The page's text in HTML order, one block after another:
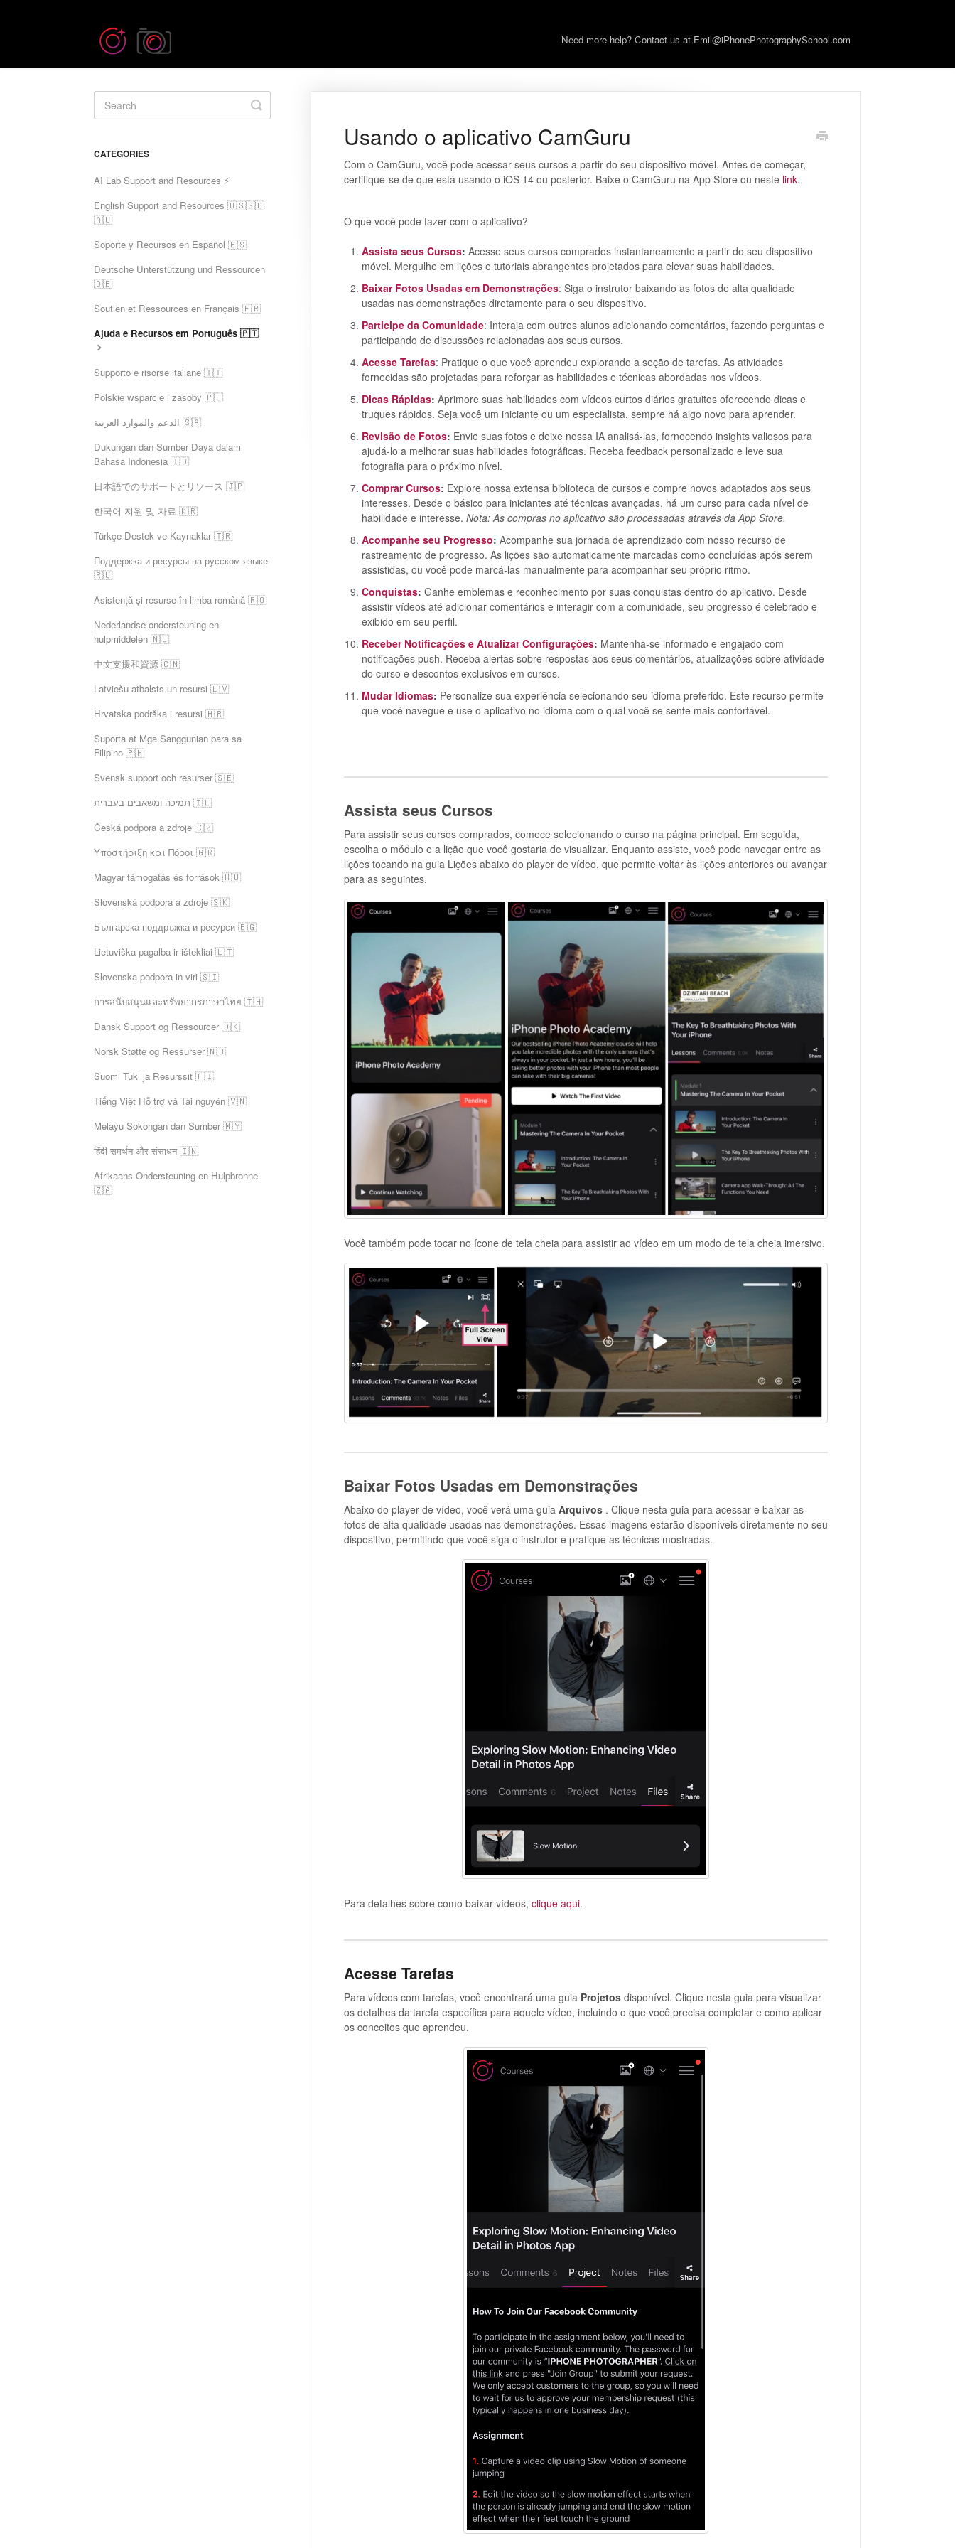
Need more help? Contact us at Emil@iPhonePhotographySchool.com
Usando o aplicativo CamGuru
Com o CamGuru, você pode acessar seus cursos a partir do seu dispositivo móvel. Antes de começar,
certifique-se de que está usando o iOS 14 ou posterior. Baixe o CamGuru na App Store ou neste link.
O que você pode fazer com o aplicativo?
Assista seus Cursos: Acesse seus cursos comprados instantaneamente a partir do seu dispositivo
móvel. Mergulhe em lições e tutoriais abrangentes projetados para elevar suas habilidades.
Baixar Fotos Usadas em Demonstrações: Siga o instrutor baixando as fotos de alta qualidade
usadas nas demonstrações diretamente para o seu dispositivo.
Participe da Comunidade: Interaja com outros alunos adicionando comentários, fazendo perguntas e
participando de discussões relacionadas aos seus cursos.
Acesse Tarefas: Pratique o que você aprendeu explorando a seção de tarefas. As atividades
fornecidas são projetadas para reforçar as habilidades e técnicas abordadas nos vídeos.
Dicas Rápidas: Aprimore suas habilidades com vídeos curtos diários gratuitos oferecendo dicas e
truques rápidos. Seja você um iniciante ou um especialista, sempre há algo novo para aprender.
Revisão de Fotos: Envie suas fotos e deixe nossa IA analisá-las, fornecendo insights valiosos para
ajudá-lo a melhorar suas habilidades fotográficas. Receba feedback personalizado e leve sua
fotografia para o próximo nível.
Comprar Cursos: Explore nossa extensa biblioteca de cursos e compre novos adaptados aos seus
interesses. Desde o básico para iniciantes até técnicas avançadas, há um curso para cada nível de
habilidade e interesse. Nota: As compras no aplicativo são processadas através da App Store.
Acompanhe seu Progresso: Acompanhe sua jornada de aprendizado com nosso recurso de
rastreamento de progresso. As lições são automaticamente marcadas como concluídas após serem
assistidas, ou você pode marcá-las manualmente para acompanhar seu próprio ritmo.
Conquistas: Ganhe emblemas e reconhecimento por suas conquistas dentro do aplicativo. Desde
assistir vídeos até adicionar comentários e interagir com a comunidade, seu progresso é celebrado e
exibido em seu perfil.
Receber Notificações e Atualizar Configurações: Mantenha-se informado e engajado com
notificações push. Receba alertas sobre respostas aos seus comentários, atualizações sobre atividade
do curso e descontos exclusivos em cursos.
Mudar Idiomas: Personalize sua experiência selecionando seu idioma preferido. Este recurso permite
que você navegue e use o aplicativo no idioma com o qual você se sente mais confortável.
Assista seus Cursos
Para assistir seus cursos comprados, comece selecionando o curso na página principal. Em seguida,
escolha o módulo e a lição que você gostaria de visualizar. Enquanto assiste, você pode navegar entre as
lições tocando na guia Lições abaixo do player de vídeo, que permite voltar às lições anteriores ou avançar
para as seguintes.
Você também pode tocar no ícone de tela cheia para assistir ao vídeo em um modo de tela cheia imersivo.
Baixar Fotos Usadas em Demonstrações
Abaixo do player de vídeo, você verá uma guia Arquivos. Clique nesta guia para acessar e baixar as
fotos de alta qualidade usadas nas demonstrações. Essas imagens estarão disponíveis diretamente no seu
dispositivo, permitindo que você siga o instrutor e pratique as técnicas mostradas.
Para detalhes sobre como baixar vídeos, clique aqui.
Acesse Tarefas
Para vídeos com tarefas, você encontrará uma guia Projetosdisponível. Clique nesta guia para visualizar
os detalhes da tarefa específica para aquele vídeo, incluindo o que você precisa completar e como aplicar
os conceitos que aprendeu.
Toggle
Search
CATEGORIES
AI Lab Support and Resources ⚡
English Support and Resources 🇺🇸🇬🇧
🇦🇺
Soporte y Recursos en Español 🇪🇸
Deutsche Unterstützung und Ressourcen
🇩🇪
Soutien et Ressources en Français 🇫🇷
Ajuda e Recursos em Português 🇵🇹
Supporto e risorse italiane 🇮🇹
Polskie wsparcie i zasoby 🇵🇱
الدعم والموارد العربية 🇸🇦
Dukungan dan Sumber Daya dalam
Bahasa Indonesia 🇮🇩
日本語でのサポートとリソース 🇯🇵
한국어 지원 및 자료 🇰🇷
Türkçe Destek ve Kaynaklar 🇹🇷
Поддержка и ресурсы на русском языке
🇷🇺
Asistență și resurse în limba română 🇷🇴
Nederlandse ondersteuning en
hulpmiddelen 🇳🇱
中文支援和資源 🇨🇳
Latviešu atbalsts un resursi 🇱🇻
Hrvatska podrška i resursi 🇭🇷
Suporta at Mga Sanggunian para sa
Filipino 🇵🇭
Svensk support och resurser 🇸🇪
תמיכה ומשאבים בעברית 🇮🇱
Česká podpora a zdroje 🇨🇿
Υποστήριξη και Πόροι 🇬🇷
Magyar támogatás és források 🇭🇺
Slovenská podpora a zdroje 🇸🇰
Българска поддръжка и ресурси 🇧🇬
Lietuviška pagalba ir ištekliai 🇱🇹
Slovenska podpora in viri 🇸🇮
การสนับสนุนและทรัพยากรภาษาไทย 🇹🇭
Dansk Support og Ressourcer 🇩🇰
Norsk Støtte og Ressurser 🇳🇴
Suomi Tuki ja Resurssit 🇫🇮
Tiếng Việt Hỗ trợ và Tài nguyên 🇻🇳
Melayu Sokongan dan Sumber 🇲🇾
हिंदी समर्थन और संसाधन 🇮🇳
Afrikaans Ondersteuning en Hulpbronne
🇿🇦